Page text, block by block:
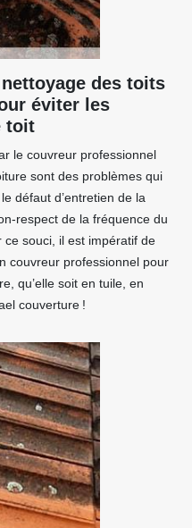
des toits
éviter les
toit
le couvreur professionnel
sont des problèmes qui
défaut d’entretien de la
respect de la fréquence du
souci, il est impératif de
couvreur professionnel pour
qu’elle soit en tuile, en
couverture !